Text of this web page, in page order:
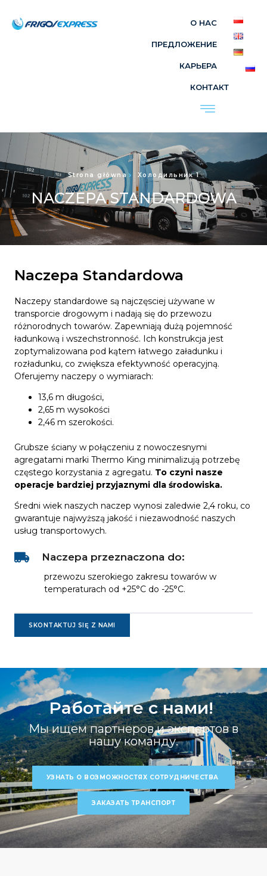
О НАС
ПРЕДЛОЖЕНИЕ
КАРЬЕРА
КОНТАКТ
Strona główna Холодильник 1
NACZEPA STANDARDOWA
Naczepa Standardowa
Naczepy standardowe są najczęsciej używane w
transporcie drogowym i nadają się do przewozu
różnorodnych towarów. Zapewniają dużą pojemność
ładunkową i wszechstronność. Ich konstrukcja jest
zoptymalizowana pod kątem łatwego załadunku i
rozładunku, co zwiększa efektywność operacyjną.
Oferujemy naczepy o wymiarach:
13,6 m długości,
2,65 m wysokości
2,46 m szerokości.
Grubsze ściany w połączeniu z nowoczesnymi
agregatami marki Thermo King minimalizują potrzebę
częstego korzystania z agregatu. To czyni nasze
operacje bardziej przyjaznymi dla środowiska.
Średni wiek naszych naczep wynosi zaledwie 2,4 roku, co
gwarantuje najwyższą jakość i niezawodność naszych
usług transportowych.
Naczepa przeznaczona do:
przewozu szerokiego zakresu towarów w
temperaturach od +25°C do -25°C.
SKONTAKTUJ SIĘ Z NAMI
Работайте с нами!
Мы ищем партнеров и экспертов в
нашу команду.
УЗНАТЬ О ВОЗМОЖНОСТЯХ СОТРУДНИЧЕСТВА
ЗАКАЗАТЬ ТРАНСПОРТ